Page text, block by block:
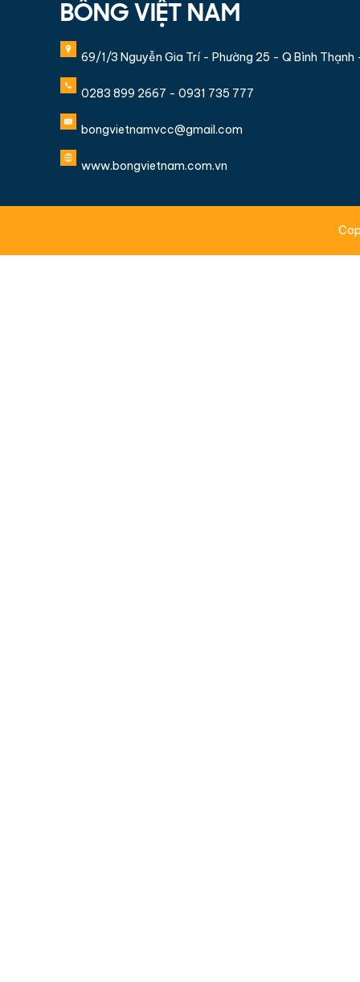
BÔNG VIỆT NAM
69/1/3 Nguyễn Gia Trí - Phường 25 - Q Bình Thạnh
0283 899 2667 - 0931 735 777
bongvietnamvcc@gmail.com
www.bongvietnam.com.vn